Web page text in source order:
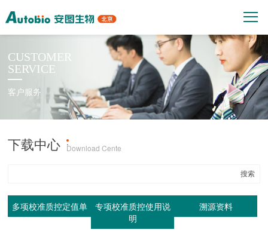
CUSTOMER
SERVICE
客户服务
下载中心 ·Download Cente
多项校准质控定值单
专项校准质控使用说
明
溯源资料